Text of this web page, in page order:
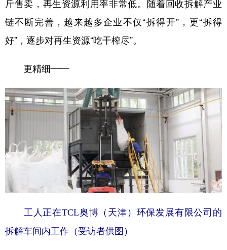
斤售卖，再生资源利用率非常低。随着回收拆解产业
链不断完善，越来越多企业不仅“拆得开”，更“拆得
好”，逐步对再生资源“吃干榨尽”。
更精细——
工人正在TCL奥博（天津）环保发展有限公司的
拆解车间内工作（受访者供图）